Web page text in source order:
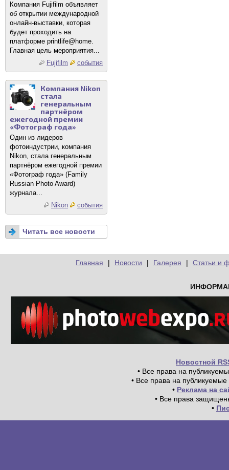
Компания Fujifilm объявляет
об открытии международной
онлайн-выставки, которая
будет проходить на
платформе printlife@home.
Главная цель мероприятия...
Fujifilm
события
Компания Nikon
стала
генеральным
партнёром
ежегодной премии
«Фотограф года»
Один из лидеров
фотоиндустрии, компания
Nikon, стала генеральным
партнёром ежегодной премии
«Фотограф года» (Family
Russian Photo Award)
журнала...
Nikon
события
Читать все новости
Главная | Новости | Галерея | Статьи и
Новостной
• Все права на
• Все права на
• Реклама на
• Все права
•